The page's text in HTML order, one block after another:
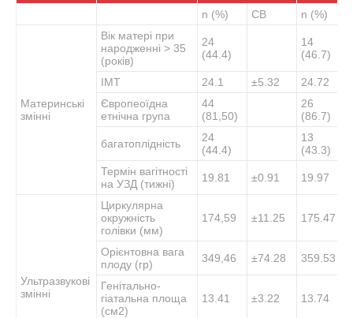
n (%)
СВ n (%)
Материнські
змінні
Вік матері при
народженні > 35
(років)
24
(44.4)
14
(46.7)
ІМТ 24.1 ±5.32 24.72
Європеоїдна
етнічна група
44
(81,50)
26
(86.7)
багатоплідність
24
(44.4)
13
(43.3)
Термін вагітності
на УЗД (тижні)
19.81 ±0.91 19.97
Ультразвукові
змінні
Циркулярна
окружність
голівки (мм)
174,59 ±11.25 175.47
Орієнтовна вага
плоду (гр)
349,46 ±74.28 359.53
Генітально-
гіатальна площа
(см2)
13.41 ±3.22 13.74